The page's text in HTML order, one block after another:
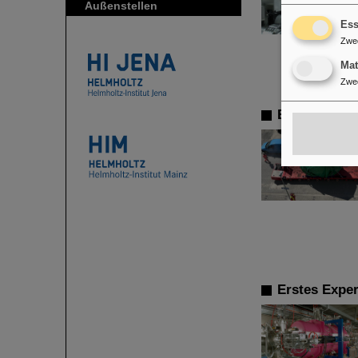
Außenstellen
Erste
Erstes